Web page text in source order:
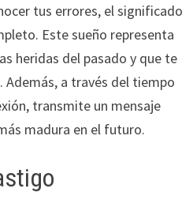
tus errores, el significado
Este sueño representa
heridas del pasado y que te
a través del tiempo
transmite un mensaje
madura en el futuro.